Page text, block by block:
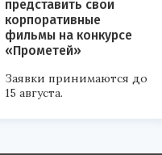
представить свои
корпоративные
фильмы на конкурсе
«Прометей»
Заявки принимаются до
15 августа.